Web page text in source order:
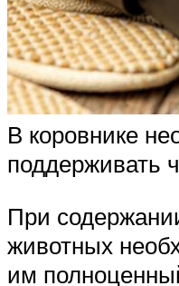
В коровнике
поддерживать
При
животных
им